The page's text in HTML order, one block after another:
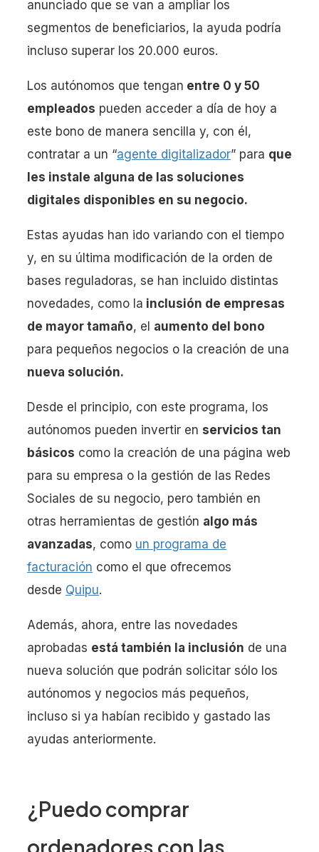
anunciado que se van a ampliar los
segmentos de beneficiarios, la ayuda podría
incluso superar los 20.000 euros.
Los autónomos que tengan entre 0 y 50
empleados pueden acceder a día de hoy a
este bono de manera sencilla y, con él,
contratar a un “agente digitalizador” para que
les instale alguna de las soluciones
digitales disponibles en su negocio.
Estas ayudas han ido variando con el tiempo
y, en su última modificación de la orden de
bases reguladoras, se han incluido distintas
novedades, como la inclusión de empresas
de mayor tamaño, el aumento del bono
para pequeños negocios o la creación de una
nueva solución.
Desde el principio, con este programa, los
autónomos pueden invertir en servicios tan
básicos como la creación de una página web
para su empresa o la gestión de las Redes
Sociales de su negocio, pero también en
otras herramientas de gestión algo más
avanzadas, como un programa de
facturación como el que ofrecemos
desde Quipu.
Además, ahora, entre las novedades
aprobadas está también la inclusión de una
nueva solución que podrán solicitar sólo los
autónomos y negocios más pequeños,
incluso si ya habían recibido y gastado las
ayudas anteriormente.
¿Puedo comprar
ordenadores con las